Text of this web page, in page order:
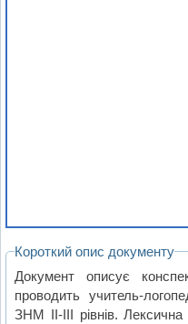
Короткий опис документу
Документ описує
проводить учитель-
ЗНМ ІІ-ІІІ рівнів.